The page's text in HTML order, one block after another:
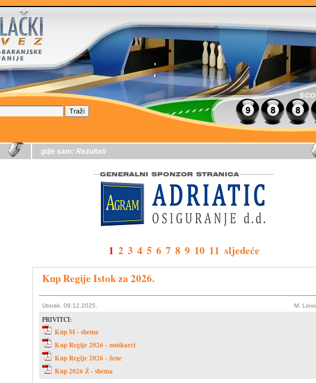
gdje sam: Rezultati
1 2 3 4 5 6 7 8 9 10 11 sljedeće
Kup Regije Istok za 2026.
Utorak, 09.12.2025. M.
PRIVITCI:
Kup M - shema
Kup Regije 2026 - muškarci
Kup Regije 2026 - žene
Kup 2026 Ž - shema